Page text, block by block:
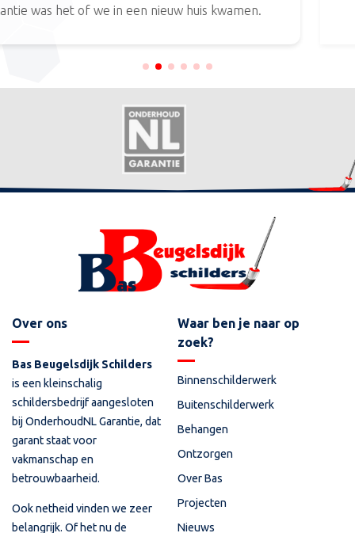
huis kwamen.
Over ons
Bas Beugelsdijk Schilders
is een kleinschalig
schildersbedrijf aangesloten
bij OnderhoudNL Garantie, dat
garant staat voor
vakmanschap en
betrouwbaarheid.
Ook netheid vinden we zeer
belangrijk. Of het nu de
Waar ben je naar op
zoek?
Binnenschilderwerk
Buitenschilderwerk
Behangen
Ontzorgen
Over Bas
Projecten
Nieuws